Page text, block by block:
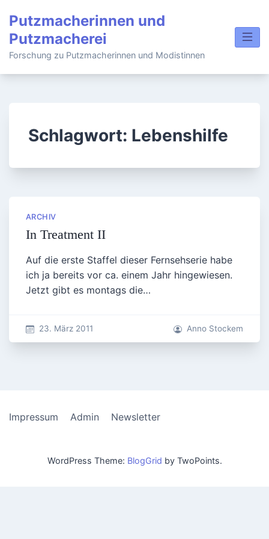
content
Putzmacherinnen und
Putzmacherei
Forschung zu Putzmacherinnen und Modistinnen
Schlagwort: Lebenshilfe
ARCHIV
In Treatment II
Auf die erste Staffel dieser Fernsehserie habe
ich ja bereits vor ca. einem Jahr hingewiesen.
Jetzt gibt es montags die…
23. März 2011 Anno Stockem
Impressum Admin Newsletter
WordPress Theme: BlogGrid by TwoPoints.